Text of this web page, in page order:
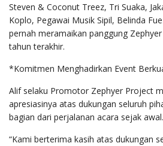
Steven & Coconut Treez, Tri Suaka,
Koplo, Pegawai Musik Sipil, Belinda
pernah meramaikan panggung
tahun terakhir.
*Komitmen Menghadirkan Event
Alif selaku Promotor Zephyer Project
apresiasinya atas dukungan seluruh
bagian dari perjalanan acara sejak awal.
“Kami berterima kasih atas dukungan